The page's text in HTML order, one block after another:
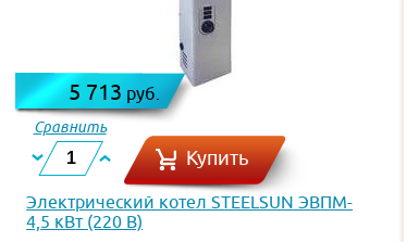
5 713 руб.
Сравнить
Купить
Электрический котел STEELSUN ЭВПМ-
4,5 кВт (220 В)